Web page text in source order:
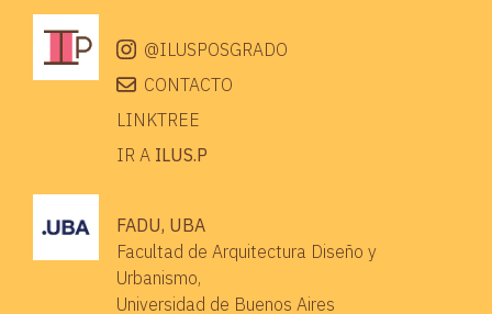
@ILUSPOSGRADO
CONTACTO
LINKTREE
IR A ILUS.P
FADU, UBA
Facultad de Arquitectura Diseño y
Urbanismo,
Universidad de Buenos Aires